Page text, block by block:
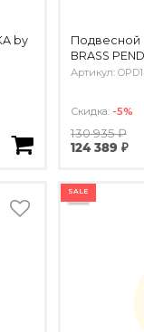
by
Подвесной
BRASS
Артикул:
Скидка: -5%
130 935 ₽
124 389 ₽
SALE